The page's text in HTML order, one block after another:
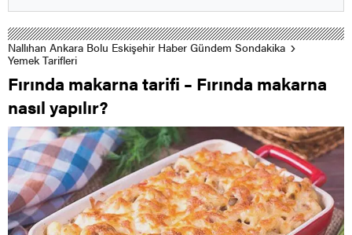
Nallıhan Ankara Bolu Eskişehir Haber Gündem Sondakika
Yemek Tarifleri
Fırında makarna tarifi – Fırında makarna
nasıl yapılır?